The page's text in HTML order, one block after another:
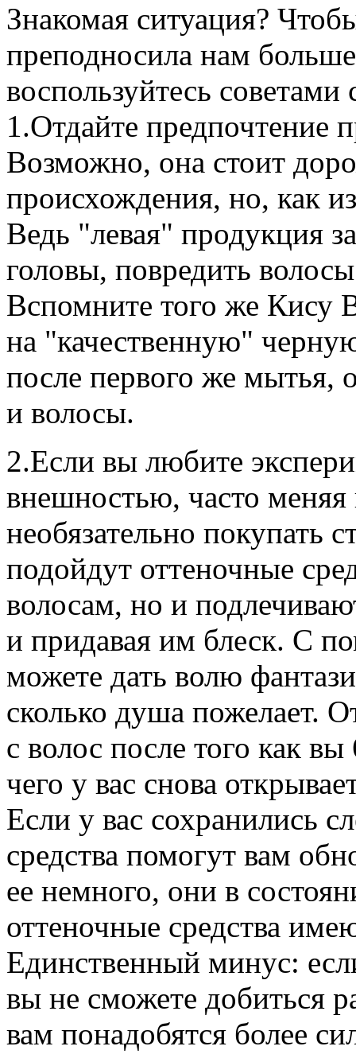
Знакомая ситуация?
преподносила нам
воспользуйтесь советами
1.Отдайте предпочтение
Возможно, она стоит
происхождения, но, как
Ведь "левая" продукция
головы, повредить
Вспомните того же Кису
на "качественную"
после первого же мытья,
и волосы.
2.Если вы любите
внешностью, часто
необязательно покупать
подойдут оттеночные
волосам, но и
и придавая им блеск. С
можете дать волю
сколько душа пожелает.
с волос после того как
чего у вас снова
Если у вас сохранились
средства помогут вам
ее немного, они в
оттеночные средства
Единственный минус:
вы не сможете добиться
вам понадобятся более